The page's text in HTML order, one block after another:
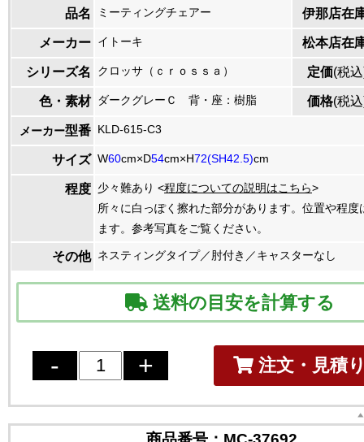
品名 ミーティングチェアー 伊那店在
メーカー イトーキ 松本店在
シリーズ名 クロッサ（ｃｒｏｓｓａ） 定価(税
色・素材 ダークグレーＣ 背・座：樹脂 価格(税
メーカー型番 KLD-615-C3
サイズ W60cm×D54cm×H72(SH42.5)cm
程度 少々難あり <程度についての説明はこちら>
所々に白っぽく擦れた部分があります。位置や程度
ます。参考写真をご覧ください。
その他 ネスティングタイプ／肘付き／キャスターなし
送料の目安を計算する
注文・見積